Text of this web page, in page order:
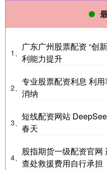
1、
广东广州股票配资 “创
利能力提升
2、
专业股票配资利息 利
消纳
3、
短线配资网站
春天
4、
股指期货一级配资官网
查处救援费用自行承担